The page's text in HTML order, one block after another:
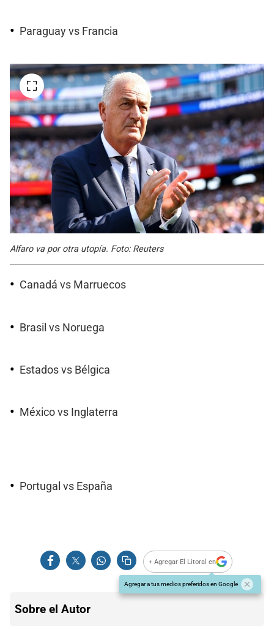
Paraguay vs Francia
Alfaro va por otra utopía. Foto: Reuters
Canadá vs Marruecos
Brasil vs Noruega
Estados vs Bélgica
México vs Inglaterra
Portugal vs España
+ Agregar El Litoral en
Agregar a tus medios preferidos en Google
Sobre el Autor